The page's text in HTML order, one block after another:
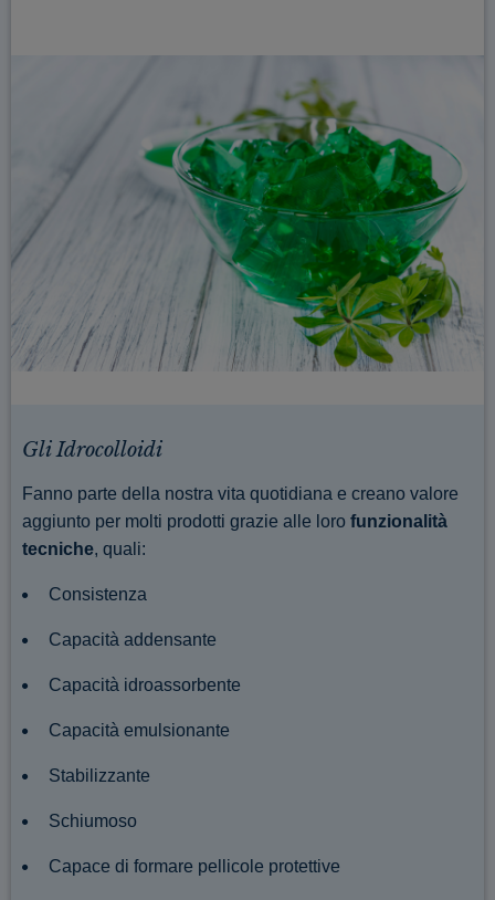
Gli Idrocolloidi
Fanno parte della nostra vita quotidiana e creano valore
aggiunto per molti prodotti grazie alle loro funzionalità
tecniche, quali:
Consistenza
Capacità addensante
Capacità idroassorbente
Capacità emulsionante
Stabilizzante
Schiumoso
Capace di formare pellicole protettive